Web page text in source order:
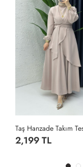
2,199 TL